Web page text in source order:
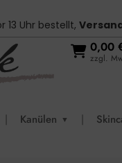
13 Uhr bestellt,
0,00
zzgl.
| Kanülen ▼ |